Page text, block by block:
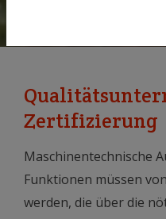
Zertifizierung
Maschinentechnische
Funktionen müssen
werden, die über die